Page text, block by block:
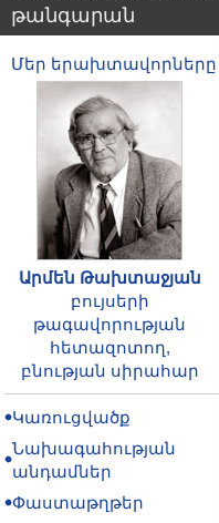
թանգարան
Մեր երախտավորները
Արմեն Թախտաջյան
բույսերի
թագավորության
հետազոտող,
բնության սիրահար
Կառուցվածք
Նախագահության
անդամներ
Փաստաթղթեր